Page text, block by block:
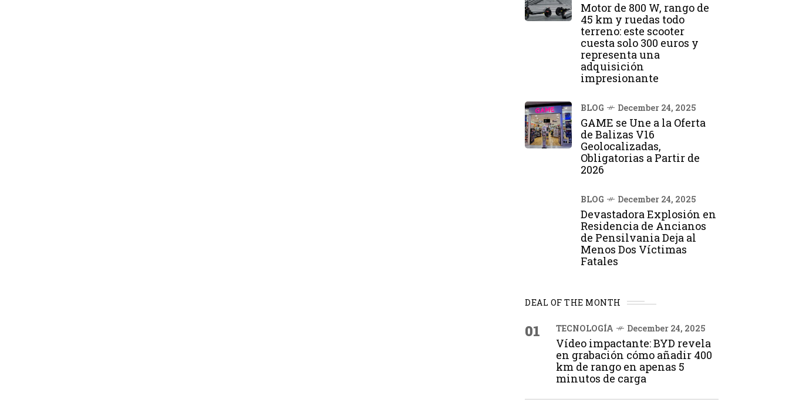
Motor de 800 W, rango de
45 km y ruedas todo
terreno: este scooter
cuesta solo 300 euros y
representa una
adquisición
impresionante
BLOG December 24, 2025
GAME se Une a la Oferta
de Balizas V16
Geolocalizadas,
Obligatorias a Partir de
2026
BLOG December 24, 2025
Devastadora Explosión en
Residencia de Ancianos
de Pensilvania Deja al
Menos Dos Víctimas
Fatales
DEAL OF THE MONTH
01 TECNOLOGÍA December 24, 2025
Vídeo impactante: BYD revela
en grabación cómo añadir 400
km de rango en apenas 5
minutos de carga